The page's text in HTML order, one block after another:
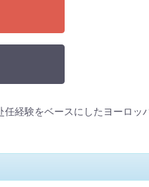
経験をベースにしたヨーロッ